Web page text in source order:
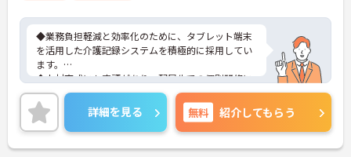
◆業務負担軽減と効率化のために、タブレット端末
を活用した介護記録システムを積極的に採用してい
ます。
◆人材育成にも定評があり、配属先での個別研修に
加え、本部主導の集合研修やeラーニングシステムな
ど、未経験からでも着実にスキルアップできる教育
体制が整っています
◆育児・介護支援制度も充実しており、育児休暇取
得推進や、学習・健康・食事などに使える独自の福
詳細を見る 無料 紹介してもらう